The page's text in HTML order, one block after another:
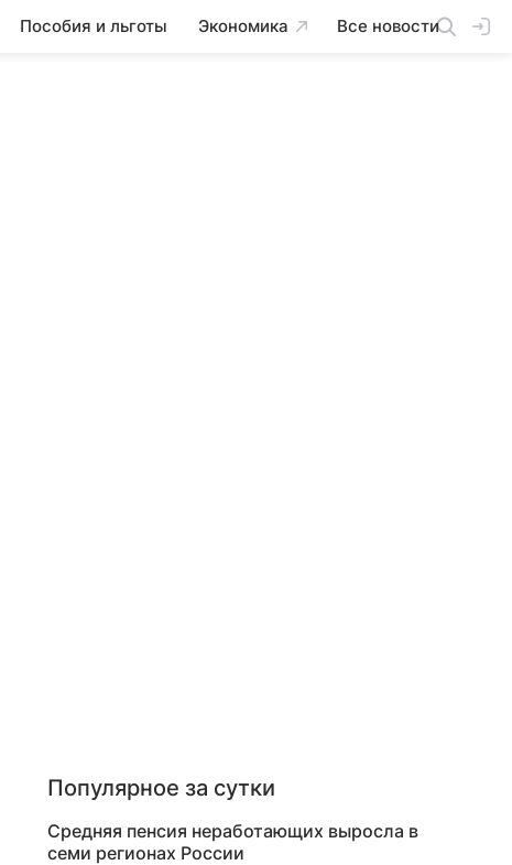
Пособия и льготы Экономика Все новости
Популярное за сутки
Средняя пенсия неработающих выросла в
семи регионах России